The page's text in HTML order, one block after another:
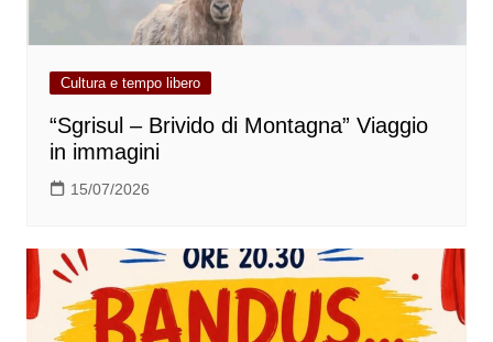
Cultura e tempo libero
“Sgrisul – Brivido di Montagna” Viaggio
in immagini
15/07/2026